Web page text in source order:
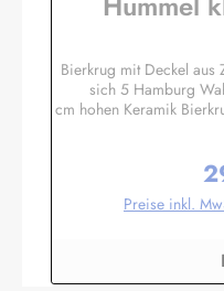
Bierkrug mit Deckel
sich 5 Hamburg
cm hohen Keramik
Bierseidel liegt etwa
mit Deckel ist ein
Hamburg,
den USA.Natürlich
& Beschenkte an
Preise inkl.